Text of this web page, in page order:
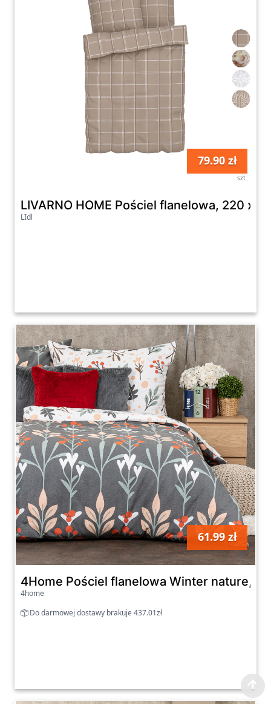
79.90 zł
szt
LIVARNO HOME Pościel flanelowa, 220 x
LIdl
61.99 zł
szt
4Home Pościel flanelowa Winter nature,
4home
Do darmowej dostawy brakuje 437.01zł